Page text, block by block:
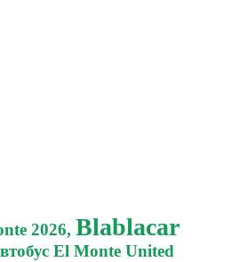
2026, Blablacar
El Monte United